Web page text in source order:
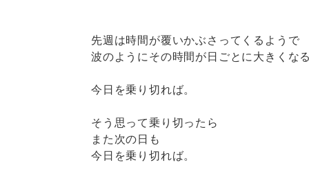
先週は時間が覆いかぶさってくるようで
波のようにその時間が日ごとに大きくな
今日を乗り切れば。
そう思って乗り切ったら
また次の日も
今日を乗り切れば。